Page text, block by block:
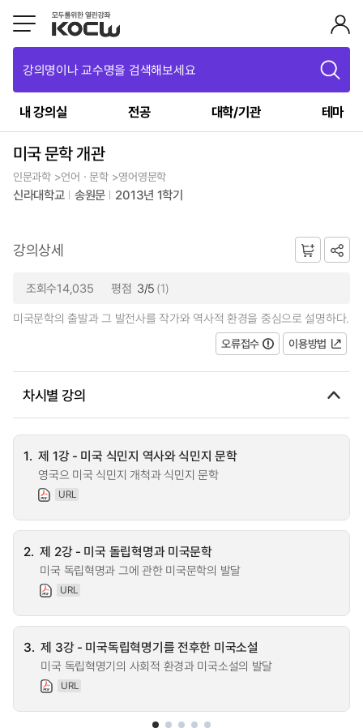
강의명이나 교수명을 검색해보세요
내 강의실 전공 대학/기관 테마
미국 문학 개관
인문과학 >언어ㆍ문학 >영어영문학
신라대학교 송원문 2013년 1학기
강의상세
조회수14,035 평점 3/5 (1)
미국문학의 출발과 그 발전사를 작가와 역사적 환경을 중심으로 설명하다.
오류접수
이용방법
차시별 강의
1. 제 1강 - 미국 식민지 역사와 식민지 문학
영국으 미국 식민지 개척과 식민지 문학
URL
2. 제 2강 - 미국 돌립혁명과 미국문학
미국 독립혁명과 그에 관한 미국문학의 발달
URL
3. 제 3강 - 미국독립혁명기를 전후한 미국소설
미국 독립혁명기의 사회적 환경과 미국소설의 발달
URL